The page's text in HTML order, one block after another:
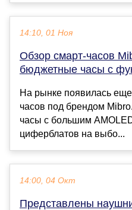
14:10, 01 Ноя
Обзор смарт-часов
бюджетные часы с
На рынке появилась
часов под брендом
часы с большим
циферблатов на выбо...
14:00, 04 Окт
Представлены